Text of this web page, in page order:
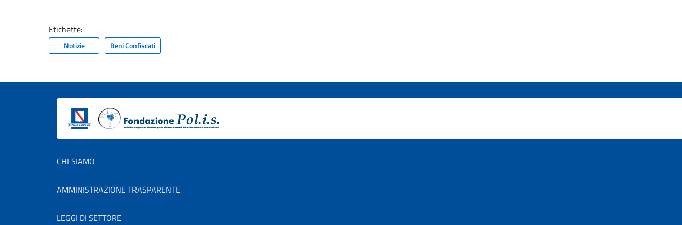
Etichette:
Notizie Beni Confiscati
Footer menu
CHI SIAMO
AMMINISTRAZIONE TRASPARENTE
LEGGI DI SETTORE